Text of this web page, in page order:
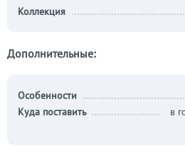
Коллекция
Дополнительные:
Особенности
Куда поставить
в